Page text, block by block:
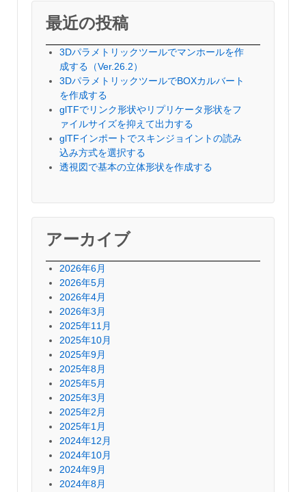
最近の投稿
3Dパラメトリックツールでマンホールを作
成する（Ver.26.2）
3DパラメトリックツールでBOXカルバート
を作成する
glTFでリンク形状やリプリケータ形状をフ
ァイルサイズを抑えて出力する
glTFインポートでスキンジョイントの読み
込み方式を選択する
透視図で基本の立体形状を作成する
アーカイブ
2026年6月
2026年5月
2026年4月
2026年3月
2025年11月
2025年10月
2025年9月
2025年8月
2025年5月
2025年3月
2025年2月
2025年1月
2024年12月
2024年10月
2024年9月
2024年8月